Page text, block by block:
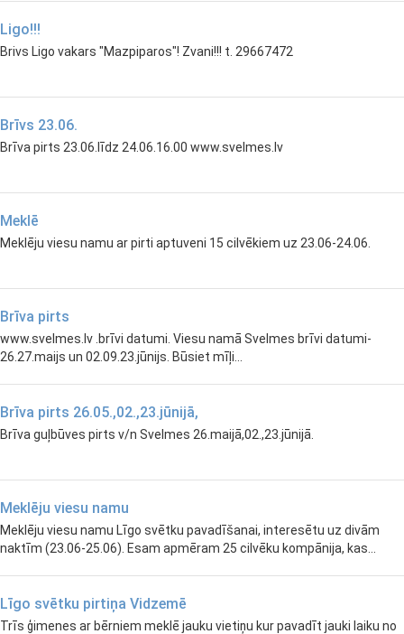
Ligo!!!
Brivs Ligo vakars "Mazpiparos"! Zvani!!! t. 29667472
Brīvs 23.06.
Brīva pirts 23.06.līdz 24.06.16.00 www.svelmes.lv
Meklē
Meklēju viesu namu ar pirti aptuveni 15 cilvēkiem uz 23.06-24.06.
Brīva pirts
www.svelmes.lv .brīvi datumi. Viesu namā Svelmes brīvi datumi-
26.27.maijs un 02.09.23.jūnijs. Būsiet mīļi...
Brīva pirts 26.05.,02.,23.jūnijā,
Brīva guļbūves pirts v/n Svelmes 26.maijā,02.,23.jūnijā.
Meklēju viesu namu
Meklēju viesu namu Līgo svētku pavadīšanai, interesētu uz divām
naktīm (23.06-25.06). Esam apmēram 25 cilvēku kompānija, kas...
Līgo svētku pirtiņa Vidzemē
Trīs ģimenes ar bērniem meklē jauku vietiņu kur pavadīt jauki laiku no